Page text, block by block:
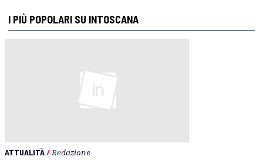
I PIÙ POPOLARI SU INTOSCANA
ATTUALITÀ/ Redazione